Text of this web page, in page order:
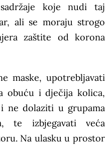
koje nudi taj
ali se moraju strogo
zaštite od korona
maske, upotrebljavati
obuću i dječija kolica,
ne dolaziti u grupama
te izbjegavati veća
Na ulasku u prostor